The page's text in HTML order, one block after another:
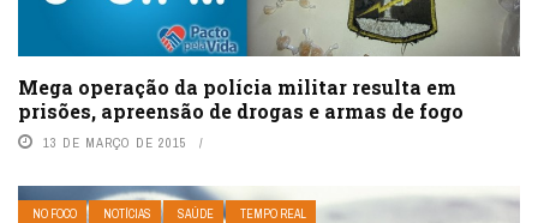
Mega operação da polícia militar resulta em
prisões, apreensão de drogas e armas de fogo
13 DE MARÇO DE 2015
NO FOCO NOTÍCIAS SAÚDE TEMPO REAL